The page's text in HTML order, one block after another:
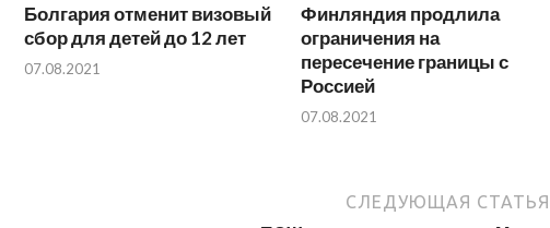
Болгария отменит визовый
сбор для детей до 12 лет
07.08.2021
Финляндия продлила
ограничения на
пересечение границы с
Россией
07.08.2021
СЛЕДУЮЩАЯ СТАТЬЯ